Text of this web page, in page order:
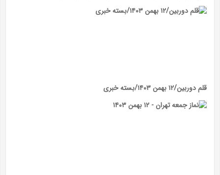
قلم دوربین/۱۲ بهمن ۱۴۰۳/بسته خبری